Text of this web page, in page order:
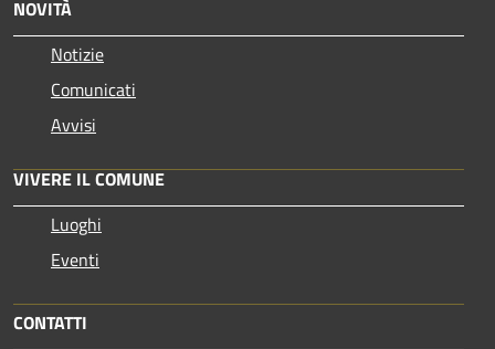
NOVITÀ
Notizie
Comunicati
Avvisi
VIVERE IL COMUNE
Luoghi
Eventi
CONTATTI